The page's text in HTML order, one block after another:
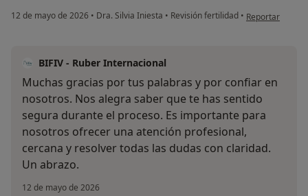
12 de mayo de 2026 • Dra. Silvia Iniesta • Revisión fertilidad • en opinión del
Reportar
BIFIV - Ruber Internacional
Muchas gracias por tus palabras y por confiar en
nosotros. Nos alegra saber que te has sentido
segura durante el proceso. Es importante para
nosotros ofrecer una atención profesional,
cercana y resolver todas las dudas con claridad.
Un abrazo.
12 de mayo de 2026